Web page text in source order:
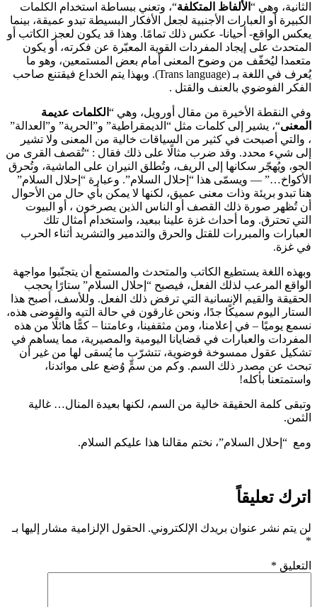
الثانية، وهي “ الألفاظ المتكلفة“، وتعني ببساطة استخدام الكلمات
الكبيرة أو العبارات الأجنبية لجعل الأفكار البسيطة تبدو عميقة، بينما
يعكس الواقع- أحيانا- عكس ذلك تمامًا. وهذا قد يكون لعجز الكاتب أو
المتحدث على إيجاد المفردات القوية المعبّرة عن فكرته، أو يكون
متعمدا ليُخفّف من وضوح المعنى أمام بعض المستمعين، وهو ما
يُعرف في اللغة بـ (Trans language). وبهذا يتم الخداع فيقتنع صاحب
الفكر الفوضوي بالعنف والقتل .
وفي النقطة الأخيرة من مقال أورويل، وهي “ الكلمات عديمة
المعنى“، يشير إلى كلمات مثل “الديمقراطية” و”الحرية” و”العدالة”
، والتي أصبحت في كثير من السياقات خالية من المعنى ولا تشير
إلى شيء محدد. وقد ضرب مثالًا على ذلك فقال : “تُقصف القرى من
الجو، ويُهجّر سكانها إلى الريف، وتُطلق النيران على الماشية، وتُحرق
الأكواخ…” — ويسمّى هذا “إحلال السلام”. وعبارة “إحلال السلام”
هنا تبدو بريئة وذات معنى عميق، لكنها لا يمكن بأي حال من الأحوال
أن تُظهر صورة ذلك القصف أو الناس الذين يصرخون ، أو البيوت
التي تحترق. وما أحداث غزة علينا ببعيد، واستخدام أمثال تلك
العبارات والمبررات للقتل والحرق والتدمير والتشريد أثناء الحرب
في غزة.
وبهذه اللغة يستطيع الكاتب والمتحدث والمستمع أن يتجنّبوا مواجهة
الواقع المرعب لذلك الفعل، فيصبح “إحلال السلام” ستارًا يحجب
الحقيقة والقيم الإنسانية التي ترفض ذلك الفعل. وللأسف، أصبح هذا
الستار اليوم سميكًا جدًا، ونحن غارقون في حالة التيه والفوضى هذه،
نسمع يوميًا – في إعلامنا، ومن مثقفينا، وعامتنا – كمًّا هائلًا من هذه
المفردات والعبارات في قضايانا اليومية والمصيرية، مما يساهم في
تشكيل عقول ممسوخة فوضوية، تتشرّب ما يُسقى لها من غير أن
تبحث عن مصدر ذلك السم. وكم من سمٍّ وُضع على موائدنا،
واستمتعنا بأكله!
وتبقى كلمة الحقيقة خالية من السم، لكنها بعيدة المنال… غالية
الثمن.
ومع “إحلال السلام”، نختم مقالنا هذا عليكم السلام.
اترك تعليقاً
لن يتم نشر عنوان بريدك الإلكتروني. الحقول الإلزامية مشار إليها بـ
*
التعليق *